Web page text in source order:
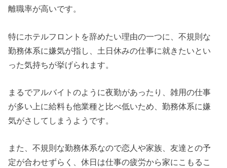
離職率が高いです。
特にホテルフロントを辞めたい理由の一つに、不規則な
勤務体系に嫌気が指し、土日休みの仕事に就きたいとい
った気持ちが挙げられます。
まるでアルバイトのように夜勤があったり、雑用の仕事
が多い上に給料も他業種と比べ低いため、勤務体系に嫌
気がさしてしまうようです。
また、不規則な勤務体系なので恋人や家族、友達との予
定が合わせずらく、休日は仕事の疲労から家にこもるこ